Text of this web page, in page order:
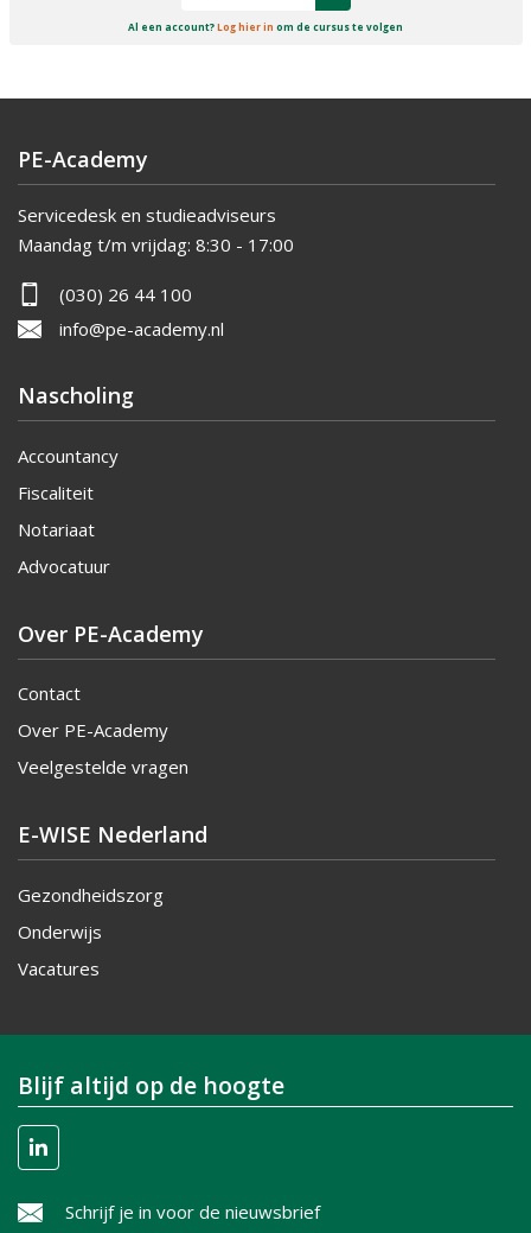
Al een account?Log hier in om de cursus te volgen
PE-Academy
Servicedesk en studieadviseurs
Maandag t/m vrijdag: 8:30 - 17:00
(030) 26 44 100
info@pe-academy.nl
Nascholing
Accountancy
Fiscaliteit
Notariaat
Advocatuur
Over PE-Academy
Contact
Over PE-Academy
Veelgestelde vragen
E-WISE Nederland
Gezondheidszorg
Onderwijs
Vacatures
Blijf altijd op de hoogte
Schrijf je in voor de nieuwsbrief